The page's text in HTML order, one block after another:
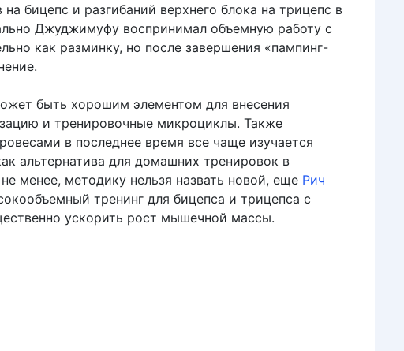
бицепс и разгибаний верхнего блока на трицепс в
Джуджимуфу воспринимал объемную работу с
как разминку, но после завершения «пампинг-
быть хорошим элементом для внесения
и тренировочные микроциклы. Также
в последнее время все чаще изучается
альтернатива для домашних тренировок в
менее, методику нельзя назвать новой, еще Рич
тренинг для бицепса и трицепса с
ускорить рост мышечной массы.